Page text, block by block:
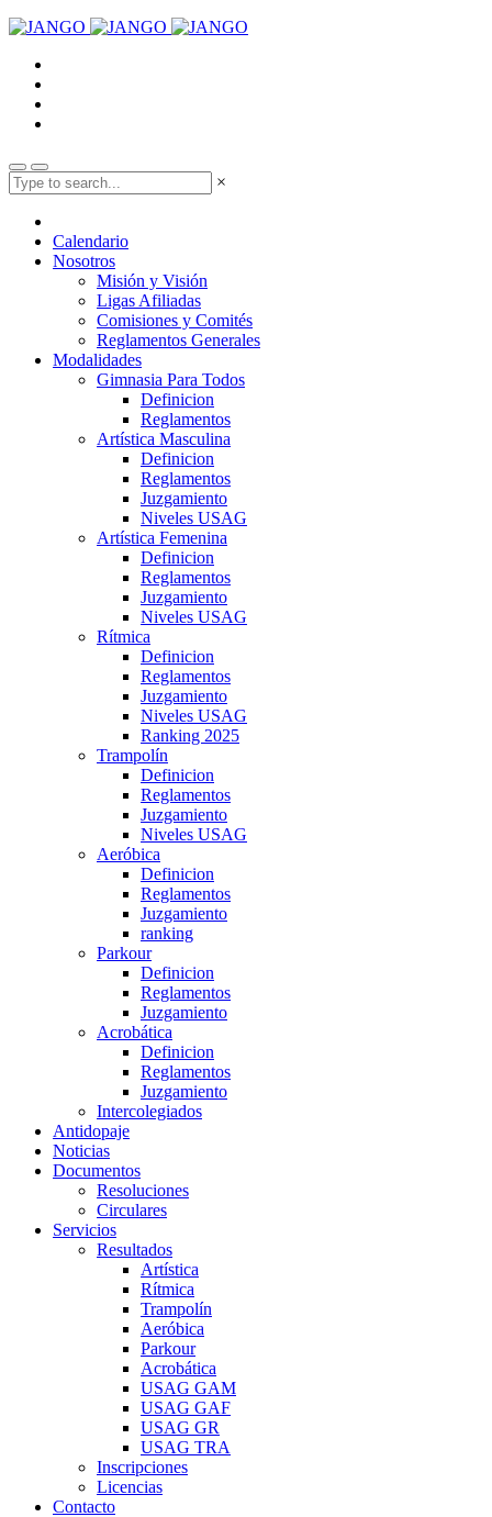
×
Calendario
Nosotros
Misión y Visión
Ligas Afiliadas
Comisiones y Comités
Reglamentos Generales
Modalidades
Gimnasia Para Todos
Definicion
Reglamentos
Artística Masculina
Definicion
Reglamentos
Juzgamiento
Niveles USAG
Artística Femenina
Definicion
Reglamentos
Juzgamiento
Niveles USAG
Rítmica
Definicion
Reglamentos
Juzgamiento
Niveles USAG
Ranking 2025
Trampolín
Definicion
Reglamentos
Juzgamiento
Niveles USAG
Aeróbica
Definicion
Reglamentos
Juzgamiento
ranking
Parkour
Definicion
Reglamentos
Juzgamiento
Acrobática
Definicion
Reglamentos
Juzgamiento
Intercolegiados
Antidopaje
Noticias
Documentos
Resoluciones
Circulares
Servicios
Resultados
Artística
Rítmica
Trampolín
Aeróbica
Parkour
Acrobática
USAG GAM
USAG GAF
USAG GR
USAG TRA
Inscripciones
Licencias
Contacto